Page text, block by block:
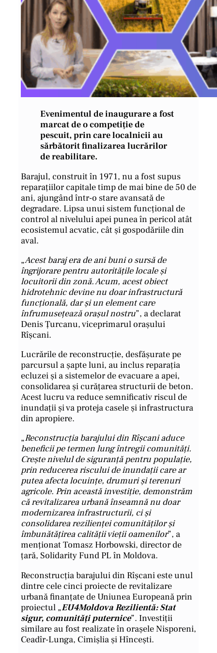
Evenimentul de inaugurare a fost
marcat de o competiție de
pescuit, prin care localnicii au
sărbătorit finalizarea lucrărilor
de reabilitare.
Barajul, construit în 1971, nu a fost supus
reparațiilor capitale timp de mai bine de 50 de
ani, ajungând într-o stare avansată de
degradare. Lipsa unui sistem funcțional de
control al nivelului apei punea în pericol atât
ecosistemul acvatic, cât și gospodăriile din
aval.
„Acest baraj era de ani buni o sursă de
îngrijorare pentru autoritățile locale și
locuitorii din zonă. Acum, acest obiect
hidrotehnic devine nu doar infrastructură
funcțională, dar și un element care
înfrumusețează orașul nostru”, a declarat
Denis Țurcanu, viceprimarul orașului
Rîșcani.
Lucrările de reconstrucție, desfășurate pe
parcursul a șapte luni, au inclus reparația
ecluzei și a sistemelor de evacuare a apei,
consolidarea și curățarea structurii de beton.
Acest lucru va reduce semnificativ riscul de
inundații și va proteja casele și infrastructura
din apropiere.
„Reconstrucția barajului din Rîșcani aduce
beneficii pe termen lung întregii comunități.
Crește nivelul de siguranță pentru populație,
prin reducerea riscului de inundații care ar
putea afecta locuințe, drumuri și terenuri
agricole. Prin această investiție, demonstrăm
că revitalizarea urbană înseamnă nu doar
modernizarea infrastructurii, ci și
consolidarea rezilienței comunităților și
îmbunătățirea calității vieții oamenilor”, a
menționat Tomasz Horbowski, director de
țară, Solidarity Fund PL în Moldova.
Reconstrucția barajului din Rîșcani este unul
dintre cele cinci proiecte de revitalizare
urbană finanțate de Uniunea Europeană prin
proiectul „EU4Moldova Rezilientă: Stat
sigur, comunități puternice”. Investiții
similare au fost realizate în orașele Nisporeni,
Ceadîr-Lunga, Cimișlia și Hîncești.